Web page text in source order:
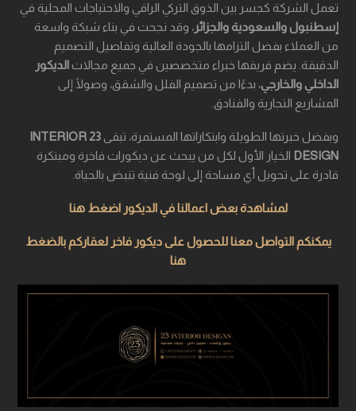
تعمل الشركة كجسر بين الذوق التركي الراقي والاحتياجات المحلية في
إسطنبول والسعودية والجزائر، وقد نجحت في بناء شبكة واسعة
من العملاء بفضل التزامها بالجودة العالية وتفاصيل التصميم
الدقيقة. يضم فريقها خبراء متخصصين في جميع مجالاتالديكور
الداخلي والخارجي، بدءًا من تصميم الفلل والشقق، وصولًا إلى
المشاريع التجارية والفنادق.
وبفضل خبرتها الطويلة وابتكاراتها المستمرة، تبقى
23 INTERIOR
DESIGN الخيار الأول لكل من يبحث عن ديكورات فاخرة ومبتكرة
قادرة على تحويل أي مساحة إلى لوحة فنية تنبض بالحياة.
لمشاهدة بعض اعمالنا في الديكور اضغط هنا
يمكنكم التواصل معنا للحصول على ديكور فاخر لعقاركم بالضغط
هنا